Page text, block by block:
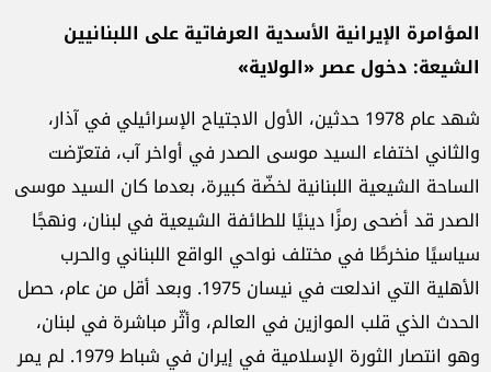
المؤامرة الإيرانية الأسدية العرفاتية على اللبنانيين
الشيعة: دخول عصر «الولاية»
شهد عام 1978 حدثين، الأول الاجتياح الإسرائيلي في آذار،
والثاني اختفاء السيد موسى الصدر في أواخر آب، فتعرّضت
الساحة الشيعية اللبنانية لخضّة كبيرة، بعدما كان السيد موسى
الصدر قد أضحى رمزًا دينيًا للطائفة الشيعية في لبنان، ونهجًا
سياسيًا منخرطًا في مختلف نواحي الواقع اللبناني والحرب
الأهلية التي اندلعت في نيسان 1975. وبعد أقل من عام، حصل
الحدث الذي قلب الموازين في العالم، وأثّر مباشرة في لبنان،
وهو انتصار الثورة الإسلامية في إيران في شباط 1979. لم يمر